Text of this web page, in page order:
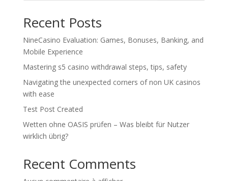
Recent Posts
NineCasino Evaluation: Games, Bonuses, Banking, and
Mobile Experience
Mastering s5 casino withdrawal steps, tips, safety
Navigating the unexpected corners of non UK casinos
with ease
Test Post Created
Wetten ohne OASIS prüfen – Was bleibt für Nutzer
wirklich übrig?
Recent Comments